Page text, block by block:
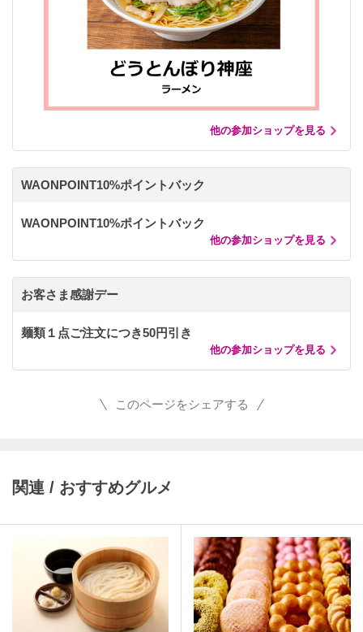
他の参加ショップを見る
WAONPOINT10%ポイントバック
WAONPOINT10%ポイントバック
他の参加ショップを見る
お客さま感謝デー
麺類１点ご注文につき50円引き
他の参加ショップを見る
このページをシェアする
関連 / おすすめグルメ